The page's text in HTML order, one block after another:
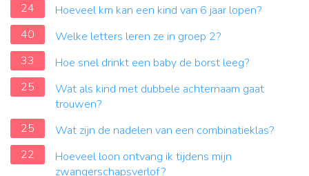
24
Hoeveel km kan een kind van 6 jaar lopen?
40
Welke letters leren ze in groep 2?
33
Hoe snel drinkt een baby de borst leeg?
25
Wat als kind met dubbele achternaam gaat
trouwen?
25
Wat zijn de nadelen van een combinatieklas?
22
Hoeveel loon ontvang ik tijdens mijn
zwangerschapsverlof?